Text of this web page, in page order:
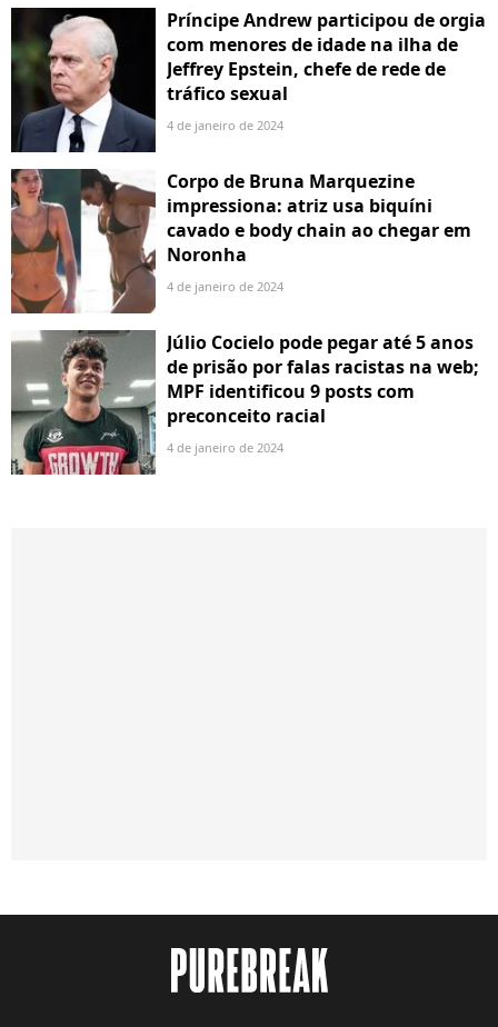
Príncipe Andrew participou de orgia
com menores de idade na ilha de
Jeffrey Epstein, chefe de rede de
tráfico sexual
4 de janeiro de 2024
Corpo de Bruna Marquezine
impressiona: atriz usa biquíni
cavado e body chain ao chegar em
Noronha
4 de janeiro de 2024
Júlio Cocielo pode pegar até 5 anos
de prisão por falas racistas na web;
MPF identificou 9 posts com
preconceito racial
4 de janeiro de 2024